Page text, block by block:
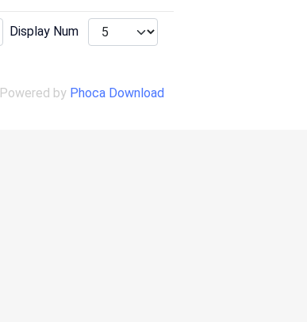
Display Num
Powered by Phoca Download